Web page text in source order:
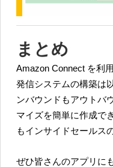
まとめ
Amazon Connect を利
発信システムの構築は
ンバウンドもアウトバ
マイズを簡単に作成で
もインサイドセールス
ぜひ皆さんのアプリに